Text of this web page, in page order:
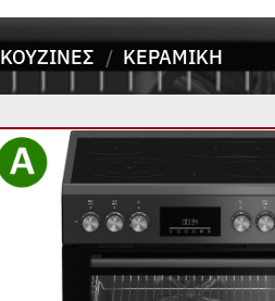
ΚΟΥΖΊΝΕΣ / ΚΕΡΑΜΙΚΉ